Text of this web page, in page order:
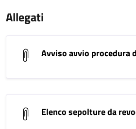
Allegati
Avviso avvio procedura
Elenco sepolture da